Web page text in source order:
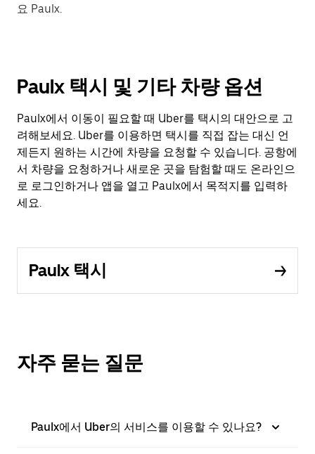
요 Paulx.
Paulx 택시 및 기타 차량 옵션
Paulx에서 이동이 필요할 때 Uber를 택시의 대안으로 고
려해보세요. Uber를 이용하면 택시를 직접 잡는 대신 언
제든지 원하는 시간에 차량을 요청할 수 있습니다. 공항에
서 차량을 요청하거나 새로운 곳을 탐험할 때도 온라인으
로 로그인하거나 앱을 열고 Paulx에서 목적지를 입력하
세요.
Paulx 택시
자주 묻는 질문
Paulx에서 Uber의 서비스를 이용할 수 있나요?